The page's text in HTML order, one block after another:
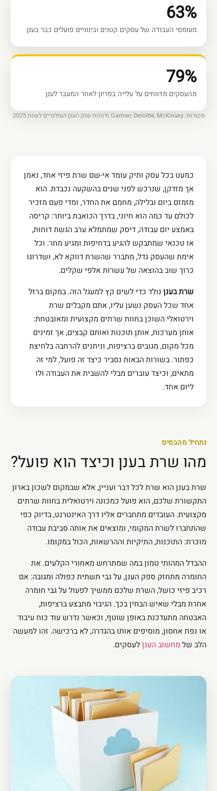
63%
מעומסי העבודה של עסקים קטנים ובינוניים פועלים כבר בענן
79%
מהעסקים מדווחים על עלייה בפריון לאחר המעבר לענן
מקורות: Gartner, Deloitte, McKinsey ודוחות שוק הענן העולמיים לשנת 2025
כמעט בכל עסק ותיק עומד אי-שם שרת פיזי אחד, נאמן
אך מזדקן, שנרכש לפני שנים בהשקעה נכבדת. הוא
מזמזם ביום ובלילה, מחמם את החדר, ומדי פעם מזכיר
לכולם עד כמה הוא חיוני, בדרך הכואבת ביותר: קריסה
באמצע יום עבודה, דיסק שמתמלא ערב הגשת דוחות,
או טכנאי שמתבקש להגיע בדחיפות ומגיע מחר. וכל
אימת שהעסק גדל, מתברר שהשרת דווקא לא, ושדרוגו
כרוך שוב בהוצאה של עשרות אלפי שקלים.
שרת בענן נולד כדי לשים קץ למעגל הזה. במקום ברזל
אחד שכל העסק נשען עליו, אתם מקבלים שרת
וירטואלי השוכן בחוות שרתים מקצועית ומאובטחת:
אותן מערכות, אותן תוכנות ואותם קבצים, אך זמינים
מכל מקום, מגובים ברציפות, וניתנים להרחבה בלחיצת
כפתור. בשורות הבאות נסביר כיצד זה פועל, למי זה
מתאים, וכיצד עוברים מבלי להשבית את העבודה ולו
ליום אחד.
נתחיל מהבסיס
מהו שרת בענן וכיצד הוא פועל?
שרת בענן הוא שרת לכל דבר ועניין, אלא שבמקום לשכון בארון
התקשורת שלכם, הוא פועל כמכונה וירטואלית בחוות שרתים
מקצועית. העובדים מתחברים אליו דרך האינטרנט, בדיוק כפי
שהתחברו לשרת המקומי, ומוצאים את אותה סביבת עבודה
מוכרת: התוכנות, התיקיות וההרשאות, הכול במקומו.
ההבדל המהותי טמון במה שמתרחש מאחורי הקלעים. את
החומרה מתחזק ספק הענן, על גבי תשתית כפולה ומגובה: אם
רכיב פיזי כושל, השרת שלכם ממשיך לפעול על גבי חומרה
אחרת מבלי שאיש הבחין בכך. הגיבוי מתבצע ברציפות,
האבטחה מתעדכנת באופן שוטף, וכאשר נדרש עוד כוח עיבוד
או נפח אחסון, מוסיפים אותו בהגדרה, לא ברכישה. זהו למעשה
הלב של מחשוב הענןלעסקים.